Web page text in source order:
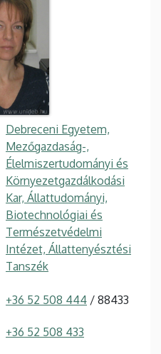
Debreceni Egyetem,
Mezőgazdaság-,
Élelmiszertudományi és
Környezetgazdálkodási
Kar, Állattudományi,
Biotechnológiai és
Természetvédelmi
Intézet, Állattenyésztési
Tanszék
+36 52 508 444 / 88433
+36 52 508 433